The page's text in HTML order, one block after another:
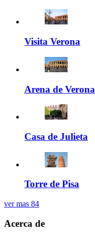
Visita Verona
Arena de Verona
Casa de Julieta
Torre de Pisa
ver mas 84
Acerca de